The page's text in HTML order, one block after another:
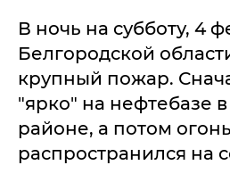
В ночь на субботу, 4
Белгородской
крупный пожар.
"ярко" на нефтебазе
районе, а потом огонь
распространился на